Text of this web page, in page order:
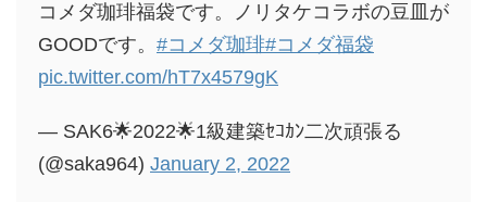
コメダ珈琲福袋です。ノリタケコラボの豆皿が
GOODです。 #コメダ珈琲#コメダ福袋
pic.twitter.com/hT7x4579gK
— SAK6🌟2022🌟1級建築ｾｺｶﾝ二次頑張る
(@saka964) January 2, 2022